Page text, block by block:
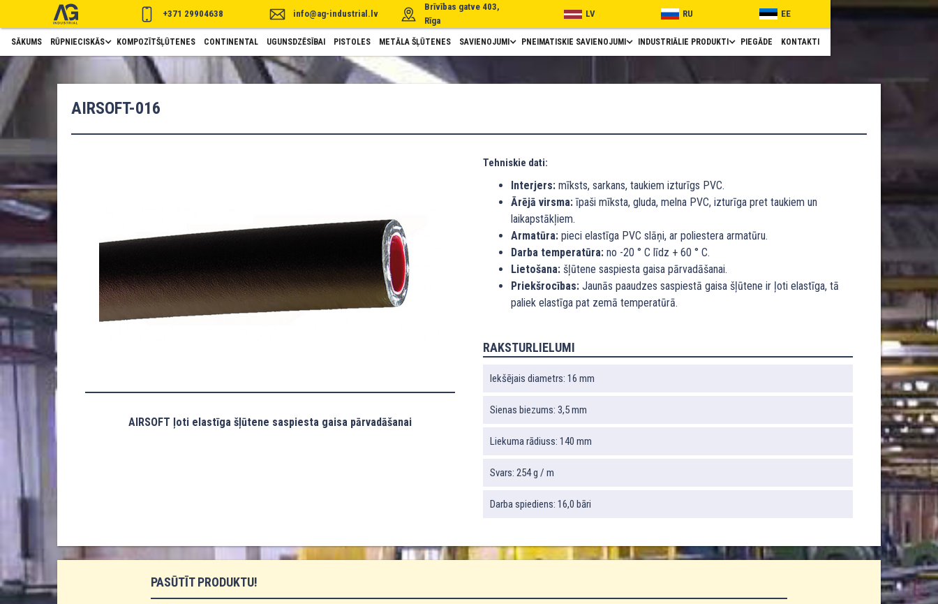
+371 29904638 info@ag-industrial.lv
Brīvības gatve 403,
Rīga
LV RU EE
SĀKUMS RŪPNIECISKĀS KOMPOZĪTŠĻŪTENES CONTINENTAL UGUNSDZĒSĪBAI PISTOLES METĀLA ŠĻŪTENES SAVIENOJUMI PNEIMATISKIE SAVIENOJUMI INDUSTRIĀLIE PRODUKTI PIEGĀDE KONTAKTI
AIRSOFT-016
AIRSOFT ļoti elastīga šļūtene saspiesta gaisa pārvadāšanai
Tehniskie dati:
Interjers: mīksts, sarkans, taukiem izturīgs PVC.
Ārējā virsma:īpaši mīksta, gluda, melna PVC, izturīga pret taukiem un
laikapstākļiem.
Armatūra: pieci elastīga PVC slāņi, ar poliestera armatūru.
Darba temperatūra: no -20 ° C līdz + 60 ° C.
Lietošana: šļūtene saspiesta gaisa pārvadāšanai.
Priekšrocības: Jaunās paaudzes saspiestā gaisa šļūtene ir ļoti elastīga, tā
paliek elastīga pat zemā temperatūrā.
RAKSTURLIELUMI
Iekšējais diametrs: 16 mm
Sienas biezums: 3,5 mm
Liekuma rādiuss: 140 mm
Svars: 254 g / m
Darba spiediens: 16,0 bāri
PASŪTĪT PRODUKTU!